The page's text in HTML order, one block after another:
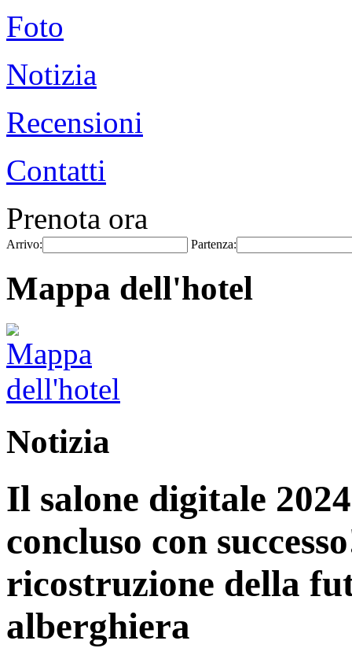
Foto
Notizia
Recensioni
Contatti
Prenota ora
Arrivo: Partenza:
Mappa dell'hotel
Notizia
Il salone digitale
concluso con
ricostruzione della
alberghiera